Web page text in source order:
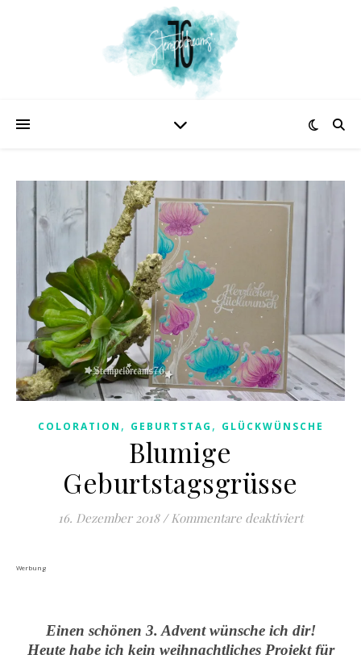
COLORATION , GEBURTSTAG , GLÜCKWÜNSCHE
Blumige
Geburtstagsgrüsse
16. Dezember 2018 / Kommentare deaktiviertfür
Werbung
Einen schönen 3. Advent wünsche ich dir!
Heute habe ich kein weihnachtliches Projekt für